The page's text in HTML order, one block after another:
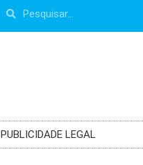
PUBLICIDADE LEGAL